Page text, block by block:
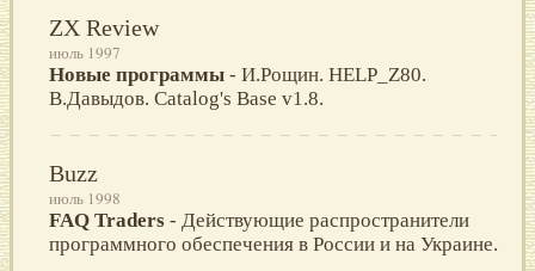
ZX Review
июль 1997
Новые программы - И.Рощин. HELP_Z80.
В.Давыдов. Catalog's Base v1.8.
Buzz
июль 1998
FAQ Traders - Действующие распространители
программного обеспечения в России и на Украине.